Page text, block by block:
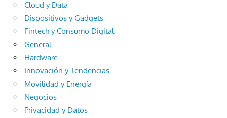
Cloud y Data
Dispositivos y Gadgets
Fintech y Consumo Digital
General
Hardware
Innovación y Tendencias
Movilidad y Energía
Negocios
Privacidad y Datos